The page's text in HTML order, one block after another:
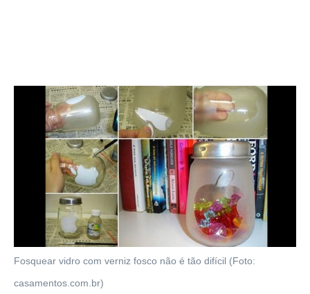
Fosquear vidro com verniz fosco não é tão difícil (Foto:
casamentos.com.br)